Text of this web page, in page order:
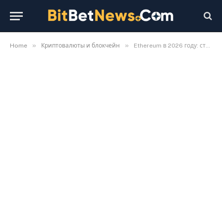
Home » Криптовалюты и блокчейн » Ethereum в 2026 году: стоит ли покупать ETH и какие риски учитывать